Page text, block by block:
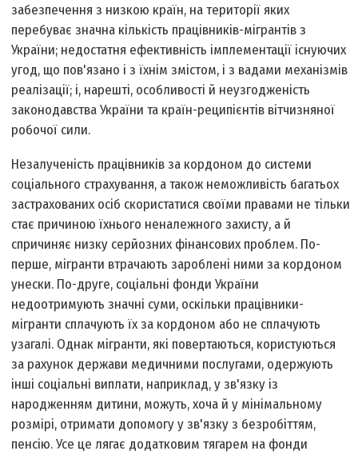
забезпечення з низкою країн, на території яких
перебуває значна кількість працівників-мігрантів з
України; недостатня ефективність імплементації існуючих
угод, що пов'язано і з їхнім змістом, і з вадами механізмів
реалізації; і, нарешті, особливості й неузгодженість
законодавства України та країн-реципієнтів вітчизняної
робочої сили.
Незалученість працівників за кордоном до системи
соціального страхування, а також неможливість багатьох
застрахованих осіб скористатися своїми правами не тільки
стає причиною їхнього неналежного захисту, а й
спричиняє низку серйозних фінансових проблем. По-
перше, мігранти втрачають зароблені ними за кордоном
унески. По-друге, соціальні фонди України
недоотримують значні суми, оскільки працівники-
мігранти сплачують їх за кордоном або не сплачують
узагалі. Однак мігранти, які повертаються, користуються
за рахунок держави медичними послугами, одержують
інші соціальні виплати, наприклад, у зв'язку із
народженням дитини, можуть, хоча й у мінімальному
розмірі, отримати допомогу у зв'язку з безробіттям,
пенсію. Усе це лягає додатковим тягарем на фонди